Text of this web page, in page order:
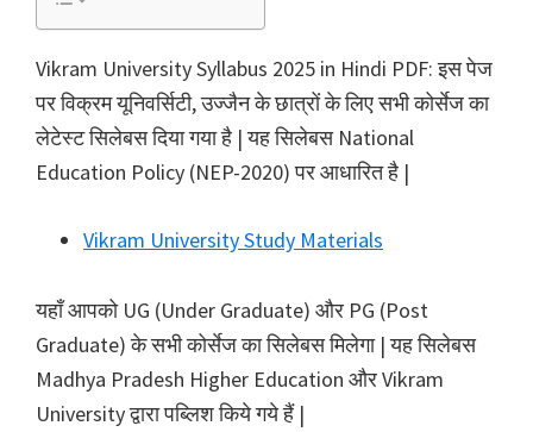
Vikram University Syllabus 2025 in Hindi PDF: इस पेज
पर विक्रम यूनिवर्सिटी, उज्जैन के छात्रों के लिए सभी कोर्सेज का
लेटेस्ट सिलेबस दिया गया है | यह सिलेबस National
Education Policy (NEP-2020) पर आधारित है |
Vikram University Study Materials
यहाँ आपको UG (Under Graduate) और PG (Post
Graduate) के सभी कोर्सेज का सिलेबस मिलेगा | यह सिलेबस
Madhya Pradesh Higher Education और Vikram
University द्वारा पब्लिश किये गये हैं |